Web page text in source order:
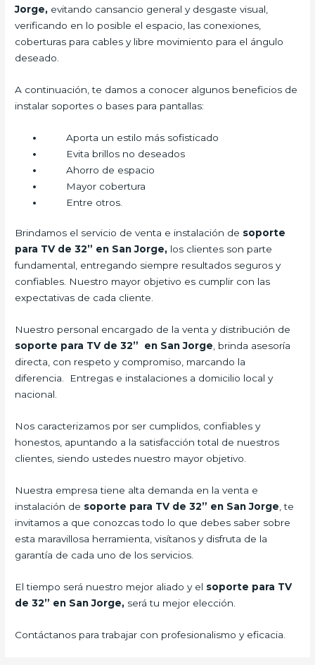
Jorge, evitando cansancio general y desgaste visual,
verificando en lo posible el espacio, las conexiones,
coberturas para cables y libre movimiento para el ángulo
deseado.
A continuación, te damos a conocer algunos beneficios de
instalar soportes o bases para pantallas:
Aporta un estilo más sofisticado
Evita brillos no deseados
Ahorro de espacio
Mayor cobertura
Entre otros.
Brindamos el servicio de venta e instalación de soporte
para TV de 32” en San Jorge, los clientes son parte
fundamental, entregando siempre resultados seguros y
confiables. Nuestro mayor objetivo es cumplir con las
expectativas de cada cliente.
Nuestro personal encargado de la venta y distribución de
soporte para TV de 32” en San Jorge, brinda asesoría
directa, con respeto y compromiso, marcando la
diferencia. Entregas e instalaciones a domicilio local y
nacional.
Nos caracterizamos por ser cumplidos, confiables y
honestos, apuntando a la satisfacción total de nuestros
clientes, siendo ustedes nuestro mayor objetivo.
Nuestra empresa tiene alta demanda en la venta e
instalación de soporte para TV de 32” en San Jorge , te
invitamos a que conozcas todo lo que debes saber sobre
esta maravillosa herramienta, visítanos y disfruta de la
garantía de cada uno de los servicios.
El tiempo será nuestro mejor aliado y el soporte para TV
de 32” en San Jorge, será tu mejor elección.
Contáctanos para trabajar con profesionalismo y eficacia.